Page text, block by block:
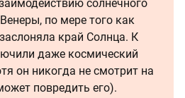
солнечного
по мере того как
край Солнца. К
даже космический
он никогда не смотрит на
повредить его).